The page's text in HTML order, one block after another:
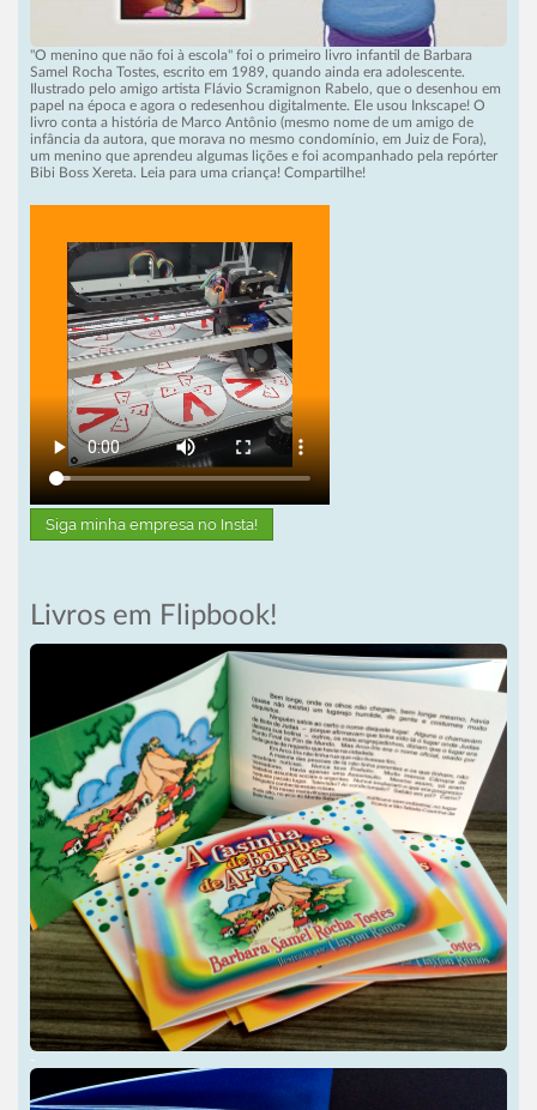
"O menino que não foi à escola" foi o primeiro livro infantil de Barbara
Samel Rocha Tostes, escrito em 1989, quando ainda era adolescente.
Ilustrado pelo amigo artista Flávio Scramignon Rabelo, que o desenhou em
papel na época e agora o redesenhou digitalmente. Ele usou Inkscape! O
livro conta a história de Marco Antônio (mesmo nome de um amigo de
infância da autora, que morava no mesmo condomínio, em Juiz de Fora),
um menino que aprendeu algumas lições e foi acompanhado pela repórter
Bibi Boss Xereta. Leia para uma criança! Compartilhe!
Siga minha empresa no Insta!
Livros em Flipbook!
-